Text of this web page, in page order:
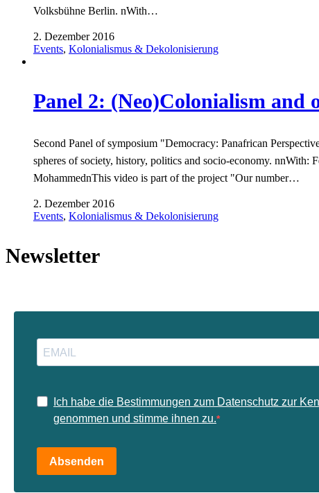
Volksbühne Berlin. nWith…
2. Dezember 2016
Events, Kolonialismus & Dekolonisierung
Panel 2: (Neo)Colonialism
Second Panel of symposium "Democracy: Panafrican
spheres of society, history, politics and socio-economy.
MohammednThis video is part of the project "Our number…
2. Dezember 2016
Events, Kolonialismus & Dekolonisierung
Newsletter
Ich habe die Bestimmungen zum Datenschutz zur
genommen und stimme ihnen zu.
Absenden